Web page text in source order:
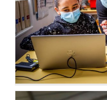
Ateliers,